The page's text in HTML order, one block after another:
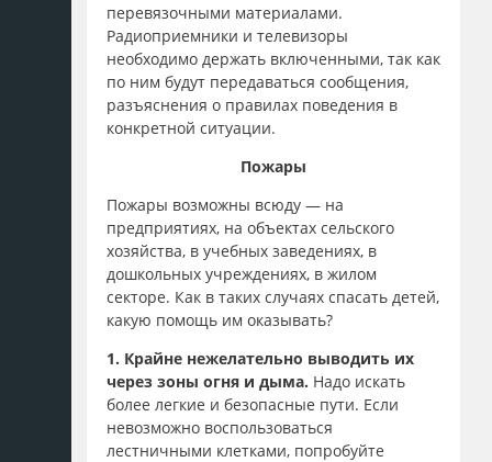
перевязочными материалами.
Радиоприемники и телевизоры
необходимо держать включенными, так как
по ним будут передаваться сообщения,
разъяснения о правилах поведения в
конкретной ситуации.
Пожары
Пожары возможны всюду — на
предприятиях, на объектах сельского
хозяйства, в учебных заведениях, в
дошкольных учреждениях, в жилом
секторе. Как в таких случаях спасать детей,
какую помощь им оказывать?
1. Крайне нежелательно выводить их
через зоны огня и дыма. Надо искать
более легкие и безопасные пути. Если
невозможно воспользоваться
лестничными клетками, попробуйте